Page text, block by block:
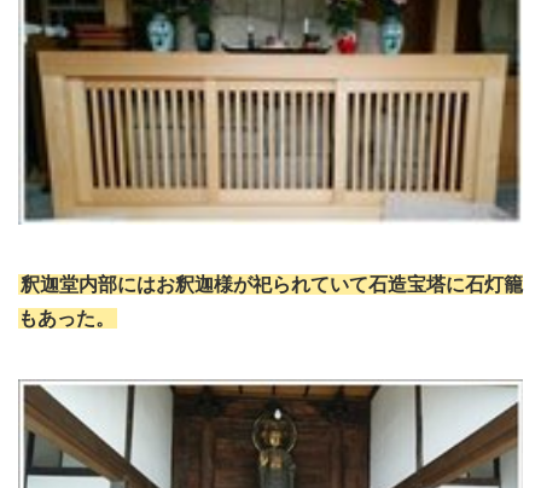
釈迦堂内部にはお釈迦様が祀られていて石造宝塔に石灯籠
もあった。